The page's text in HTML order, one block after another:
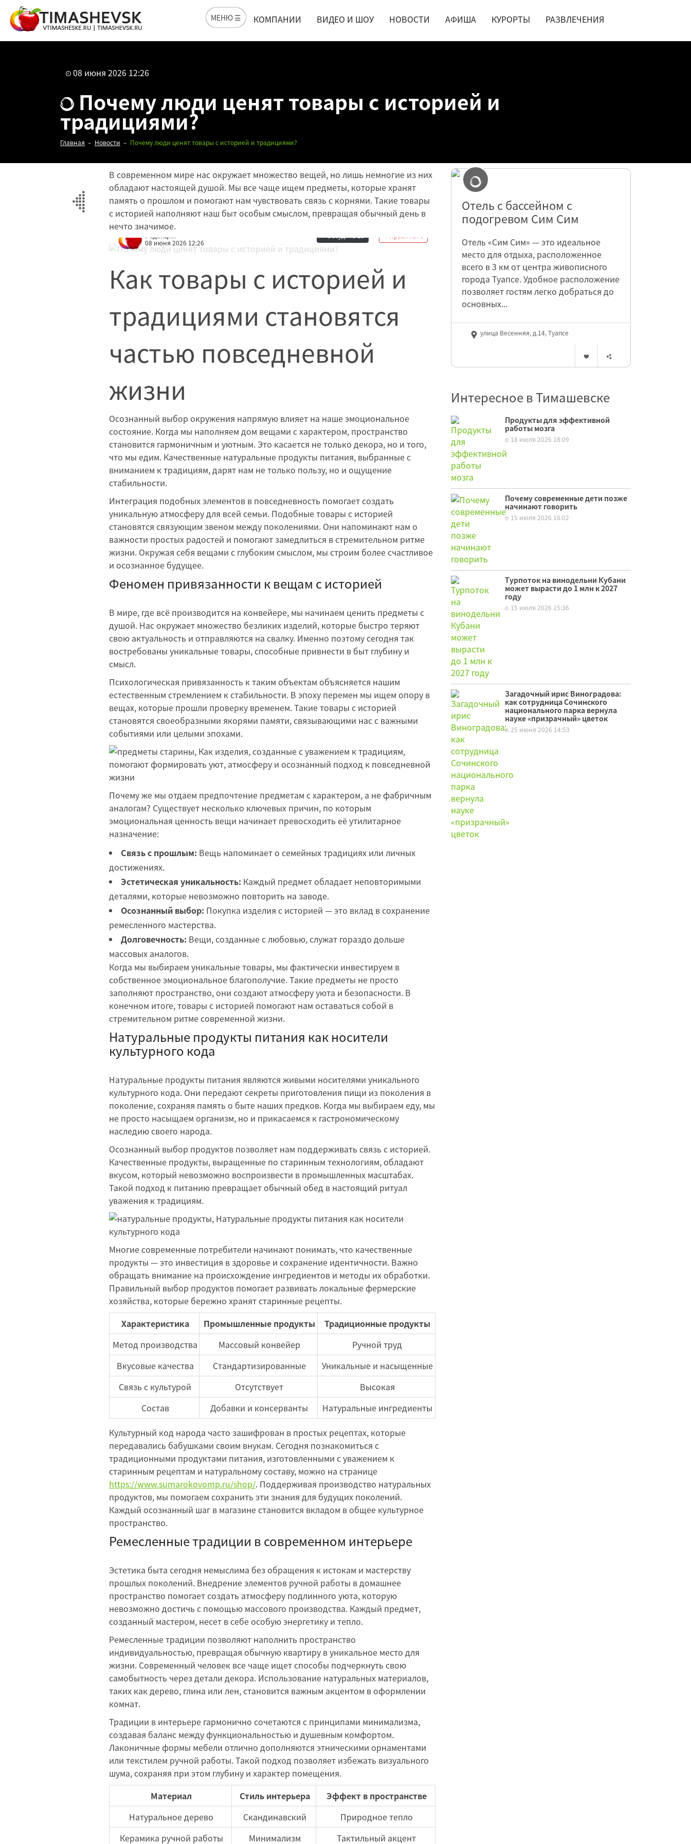
МЕНЮ ☰ КОМПАНИИ ВИДЕО И ШОУ НОВОСТИ АФИША КУРОРТЫ РАЗВЛЕЧЕНИЯ
08 июня 2026 12:26
Почему люди ценят товары с историей и
традициями?
Главная Новости Почему люди ценят товары с историей и традициями?
В современном мире нас окружает множество вещей, но лишь немногие из них
обладают настоящей душой. Мы все чаще ищем предметы, которые хранят
память о прошлом и помогают нам чувствовать связь с корнями. Такие товары
с историей наполняют наш быт особым смыслом, превращая обычный день в
нечто значимое.
Редакция
08 июня 2026 12:26
Нравится 6
Обсудить15
Как товары с историей и
традициями становятся
частью повседневной
жизни
Осознанный выбор окружения напрямую влияет на наше эмоциональное
состояние. Когда мы наполняем дом вещами с характером, пространство
становится гармоничным и уютным. Это касается не только декора, но и того,
что мы едим. Качественные натуральные продукты питания, выбранные с
вниманием к традициям, дарят нам не только пользу, но и ощущение
стабильности.
Интеграция подобных элементов в повседневность помогает создать
уникальную атмосферу для всей семьи. Подобные товары с историей
становятся связующим звеном между поколениями. Они напоминают нам о
важности простых радостей и помогают замедлиться в стремительном ритме
жизни. Окружая себя вещами с глубоким смыслом, мы строим более счастливое
и осознанное будущее.
Феномен привязанности к вещам с историей
В мире, где всё производится на конвейере, мы начинаем ценить предметы с
душой. Нас окружает множество безликих изделий, которые быстро теряют
свою актуальность и отправляются на свалку. Именно поэтому сегодня так
востребованы уникальные товары, способные привнести в быт глубину и
смысл.
Психологическая привязанность к таким объектам объясняется нашим
естественным стремлением к стабильности. В эпоху перемен мы ищем опору в
вещах, которые прошли проверку временем. Такие товары с историей
становятся своеобразными якорями памяти, связывающими нас с важными
событиями или целыми эпохами.
Почему же мы отдаем предпочтение предметам с характером, а не фабричным
аналогам? Существует несколько ключевых причин, по которым
эмоциональная ценность вещи начинает превосходить её утилитарное
назначение:
Связь с прошлым: Вещь напоминает о семейных традициях или личных
достижениях.
Эстетическая уникальность: Каждый предмет обладает неповторимыми
деталями, которые невозможно повторить на заводе.
Осознанный выбор: Покупка изделия с историей — это вклад в сохранение
ремесленного мастерства.
Долговечность: Вещи, созданные с любовью, служат гораздо дольше
массовых аналогов.
Когда мы выбираем уникальные товары, мы фактически инвестируем в
собственное эмоциональное благополучие. Такие предметы не просто
заполняют пространство, они создают атмосферу уюта и безопасности. В
конечном итоге, товары с историей помогают нам оставаться собой в
стремительном ритме современной жизни.
Натуральные продукты питания как носители
культурного кода
Натуральные продукты питания являются живыми носителями уникального
культурного кода. Они передают секреты приготовления пищи из поколения в
поколение, сохраняя память о быте наших предков. Когда мы выбираем еду, мы
не просто насыщаем организм, но и прикасаемся к гастрономическому
наследию своего народа.
Осознанный выбор продуктов позволяет нам поддерживать связь с историей.
Качественные продукты, выращенные по старинным технологиям, обладают
вкусом, который невозможно воспроизвести в промышленных масштабах.
Такой подход к питанию превращает обычный обед в настоящий ритуал
уважения к традициям.
Многие современные потребители начинают понимать, что качественные
продукты — это инвестиция в здоровье и сохранение идентичности. Важно
обращать внимание на происхождение ингредиентов и методы их обработки.
Правильный выбор продуктов помогает развивать локальные фермерские
хозяйства, которые бережно хранят старинные рецепты.
Характеристика
Промышленные продукты
Традиционные продукты
Метод производства
Массовый конвейер
Ручной труд
Вкусовые качества
Стандартизированные
Уникальные и насыщенные
Связь с культурой
Отсутствует
Высокая
Состав
Добавки и консерванты
Натуральные ингредиенты
Культурный код народа часто зашифрован в простых рецептах, которые
передавались бабушками своим внукам. Сегодня познакомиться с
традиционными продуктами питания, изготовленными с уважением к
старинным рецептам и натуральному составу, можно на странице
https://www.sumarokovomp.ru/shop/. Поддерживая производство натуральных
продуктов, мы помогаем сохранить эти знания для будущих поколений.
Каждый осознанный шаг в магазине становится вкладом в общее культурное
пространство.
Ремесленные традиции в современном интерьере
Эстетика быта сегодня немыслима без обращения к истокам и мастерству
прошлых поколений. Внедрение элементов ручной работы в домашнее
пространство помогает создать атмосферу подлинного уюта, которую
невозможно достичь с помощью массового производства. Каждый предмет,
созданный мастером, несет в себе особую энергетику и тепло.
Ремесленные традиции позволяют наполнить пространство
индивидуальностью, превращая обычную квартиру в уникальное место для
жизни. Современный человек все чаще ищет способы подчеркнуть свою
самобытность через детали декора. Использование натуральных материалов,
таких как дерево, глина или лен, становится важным акцентом в оформлении
комнат.
Традиции в интерьере гармонично сочетаются с принципами минимализма,
создавая баланс между функциональностью и душевным комфортом.
Лаконичные формы мебели отлично дополняются этническими орнаментами
или текстилем ручной работы. Такой подход позволяет избежать визуального
шума, сохраняя при этом глубину и характер помещения.
Материал
Стиль интерьера
Эффект в пространстве
Натуральное дерево
Скандинавский
Природное тепло
Керамика ручной работы
Минимализм Тактильный акцент
Отель с бассейном с
подогревом Сим Сим
Отель «Сим Сим» — это идеальное
место для отдыха, расположенное
всего в 3 км от центра живописного
города Туапсе. Удобное расположение
позволяет гостям легко добраться до
основных...
улица Весенняя, д.14, Туапсе
Интересное в Тимашевске
Продукты для эффективной
работы мозга
18 июля 2026 18:09
Почему современные дети позже
начинают говорить
15 июля 2026 18:02
Турпоток на винодельни Кубани
может вырасти до 1 млн к 2027
году
15 июля 2026 15:36
Загадочный ирис Виноградова:
как сотрудница Сочинского
национального парка вернула
науке «призрачный» цветок
25 июня 2026 14:53